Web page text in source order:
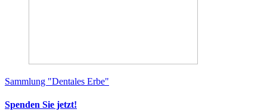
Sammlung "Dentales Erbe"
Spenden Sie jetzt!